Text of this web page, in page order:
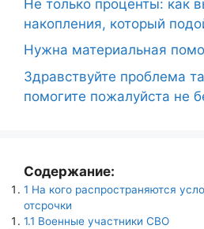
Не только проценты: как
накопления, который
Нужна материальная
Здравствуйте проблема
помогите пожалуйста не
Содержание:
1 На кого распространяются
отсрочки
1.1 Военные участники СВО